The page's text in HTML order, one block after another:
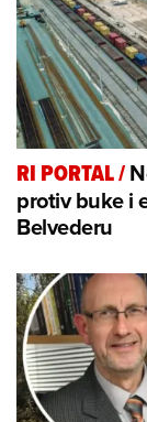
RI PORTAL/
protiv buke i
Belvederu